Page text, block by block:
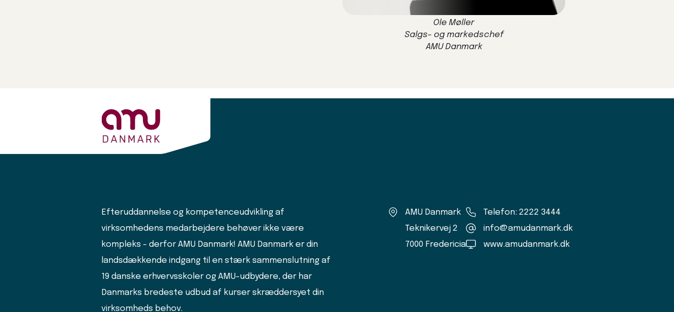
Ole Møller
Salgs- og markedschef
AMU Danmark
Efteruddannelse og kompetenceudvikling af
virksomhedens medarbejdere behøver ikke være
kompleks - derfor AMU Danmark! AMU Danmark er din
landsdækkende indgang til en stærk sammenslutning af
19 danske erhvervsskoler og AMU-udbydere, der har
Danmarks bredeste udbud af kurser skræddersyet din
virksomheds behov.
AMU Danmark
Teknikervej 2
7000 Fredericia
Telefon: 2222 3444
info@amudanmark.dk
www.amudanmark.dk